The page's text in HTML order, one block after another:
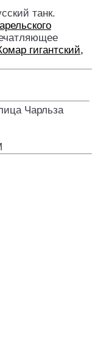
танк.
гигантский,
Чарльза